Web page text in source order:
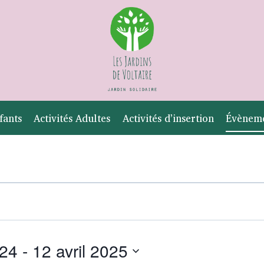
Activités Adultes Activités d’insertion
- 12 avril 2025